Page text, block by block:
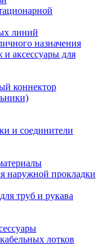
линий
назначения
и аксессуары для
коннектор
и соединители
наружной прокладки
труб и рукава
лотков